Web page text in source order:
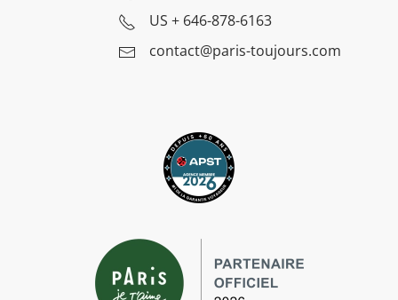
US + 646-878-6163
contact@paris-toujours.com